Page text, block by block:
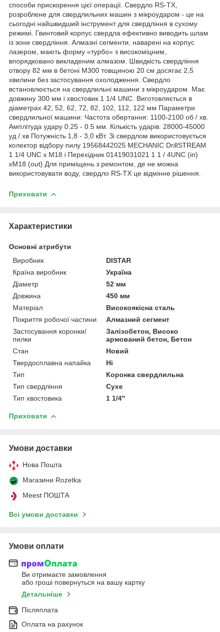
способи прискорення цієї операції. Свердло RS-TX,
розроблене для свердлильних машин з мікроударом - це на
сьогодні найшвидший інструмент для свердління в сухому
режимі. Гвинтовий корпус свердла ефективно виводить шлам
із зони свердління. Алмазні сегменти, наварені на корпус
лазером, мають форму «турбо» з високоміцним,
впорядковано викладеним алмазом. Швидкість свердління
отвору 82 мм в бетоні М300 товщиною 20 см досягає 2,5
хвилини без застосування охолодження. Свердло
встановлюється на свердлильні машини з мікроударом. Має
довжину 300 мм і хвостовик 1 1/4 UNC. Виготовляється в
діаметрах 42, 52, 62, 72, 82, 102, 112, 122 мм Параметри
свердлильної машини: Частота обертання: 1100-2100 об / хв.
Амплітуда удару 0.25 - 0.5 мм. Кількість ударів: 28000-45000
уд / хв Потужність 1,8 - 3,0 кВт. Зі свердлом використовується
колектор відбору пилу 19568442025 MECHANIC DrillSTREAM
1 1/4 UNC x М18 і Перехідник 01419031021 1 1 / 4UNC (in)
xM18 (out) Для приміщень з ремонтом, де не можна
використовувати воду, свердло RS-TX це відмінне рішення.
Приховати
Характеристики
Основні атрибути
Виробник
DISTAR
Країна виробник
Україна
Діаметр
52 мм
Довжина
450 мм
Матеріал
Високоякісна сталь
Покриття робочої частини
Алмазний сегмент
Застосування коронки/
пилки
Залізобетон, Високо
армований бетон, Бетон
Стан
Новий
Твердосплавна напайка
Ні
Тип
Коронка свердлильна
Тип свердління
Сухе
Тип хвостовика
1 1/4"
Приховати
Умови доставки
Нова Пошта
Магазини Rozetka
Meest ПОШТА
Всі умови доставки
Умови оплати
Ви отримаєте замовлення
або гроші повернуться на вашу картку
Детальніше
Післяплата
Оплата на рахунок